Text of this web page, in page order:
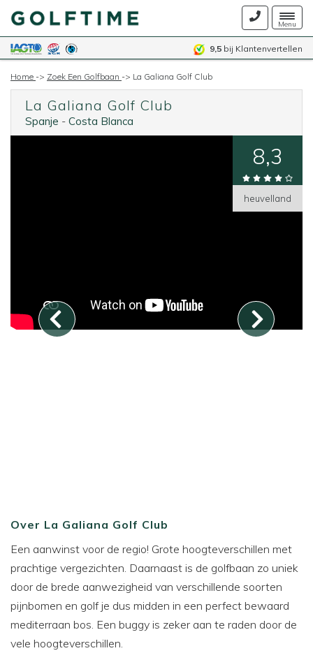
Menu
9,5 bij Klantenvertellen
Home -> Zoek Een Golfbaan -> La Galiana Golf Club
La Galiana Golf Club
Spanje - Costa Blanca
8,3
heuvelland
Over La Galiana Golf Club
Een aanwinst voor de regio! Grote hoogteverschillen met
prachtige vergezichten. Daarnaast is de golfbaan zo uniek
door de brede aanwezigheid van verschillende soorten
pijnbomen en golf je dus midden in een perfect bewaard
mediterraan bos. Een buggy is zeker aan te raden door de
vele hoogteverschillen.